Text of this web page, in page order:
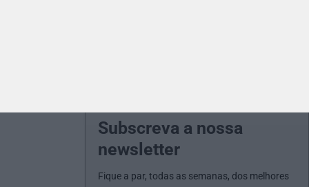
Subscreva a nossa
newsletter
Fique a par, todas as semanas, dos melhores